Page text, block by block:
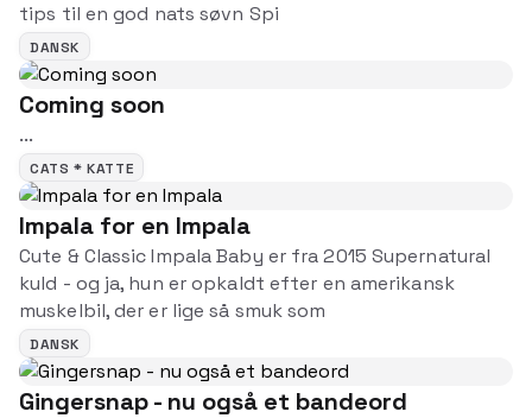
tips til en god nats søvn Spi
DANSK
Coming soon
...
CATS * KATTE
Impala for en Impala
Cute & Classic Impala Baby er fra 2015 Supernatural
kuld - og ja, hun er opkaldt efter en amerikansk
muskelbil, der er lige så smuk som
DANSK
Gingersnap - nu også et bandeord